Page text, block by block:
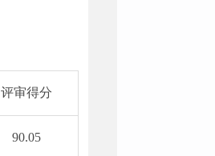
评审得分
90.05